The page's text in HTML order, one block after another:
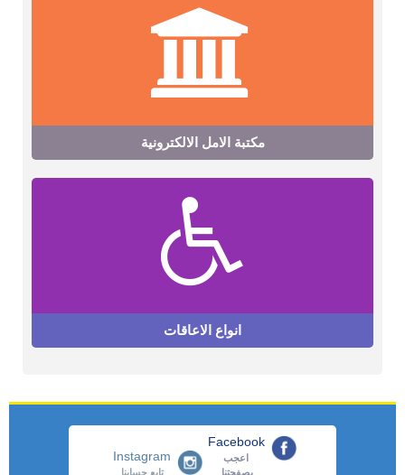
مكتبة الامل الالكترونية
انواع الاعاقات
Facebook
اعجب
بصفحتنا
Instagram
تابع حسابنا